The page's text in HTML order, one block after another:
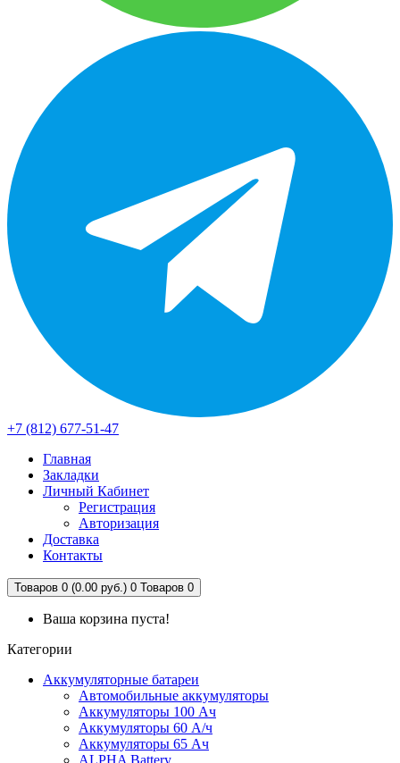
+7 (812) 677-51-47
Главная
Закладки
Личный Кабинет
Регистрация
Авторизация
Доставка
Контакты
Товаров 0 (0.00 руб.) 0 Товаров 0
Ваша корзина пуста!
Категории
Аккумуляторные батареи
Автомобильные аккумуляторы
Аккумуляторы 100 Ач
Аккумуляторы 60 А/ч
Аккумуляторы 65 Ач
ALPHA Battery